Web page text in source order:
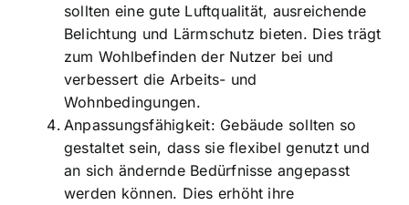
sollten eine gute Luftqualität, ausreichende
Belichtung und Lärmschutz bieten. Dies trägt
zum Wohlbefinden der Nutzer bei und
verbessert die Arbeits- und
Wohnbedingungen.
Anpassungsfähigkeit: Gebäude sollten so
gestaltet sein, dass sie flexibel genutzt und
an sich ändernde Bedürfnisse angepasst
werden können. Dies erhöht ihre